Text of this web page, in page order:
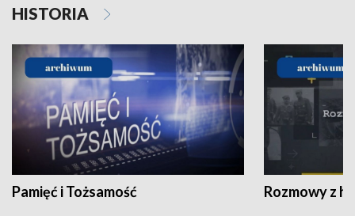
HISTORIA
Pamięć i Tożsamość Rozmowy z